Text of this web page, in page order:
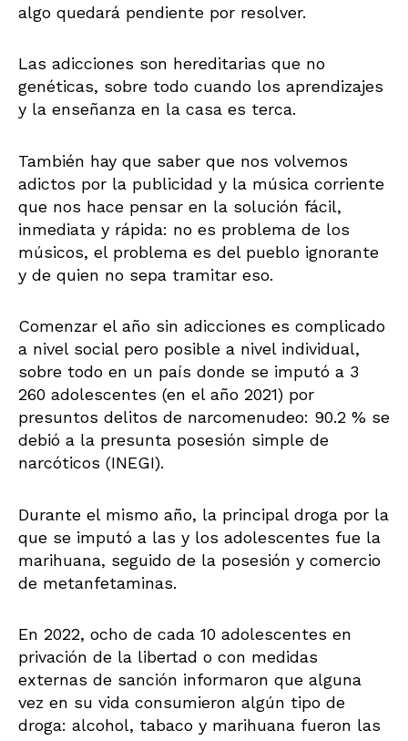
algo quedará pendiente por resolver.
Las adicciones son hereditarias que no
genéticas, sobre todo cuando los aprendizajes
y la enseñanza en la casa es terca.
También hay que saber que nos volvemos
adictos por la publicidad y la música corriente
que nos hace pensar en la solución fácil,
inmediata y rápida: no es problema de los
músicos, el problema es del pueblo ignorante
y de quien no sepa tramitar eso.
Comenzar el año sin adicciones es complicado
a nivel social pero posible a nivel individual,
sobre todo en un país donde se imputó a 3
260 adolescentes (en el año 2021) por
presuntos delitos de narcomenudeo: 90.2 % se
debió a la presunta posesión simple de
narcóticos (INEGI).
Durante el mismo año, la principal droga por la
que se imputó a las y los adolescentes fue la
marihuana, seguido de la posesión y comercio
de metanfetaminas.
En 2022, ocho de cada 10 adolescentes en
privación de la libertad o con medidas
externas de sanción informaron que alguna
vez en su vida consumieron algún tipo de
droga: alcohol, tabaco y marihuana fueron las